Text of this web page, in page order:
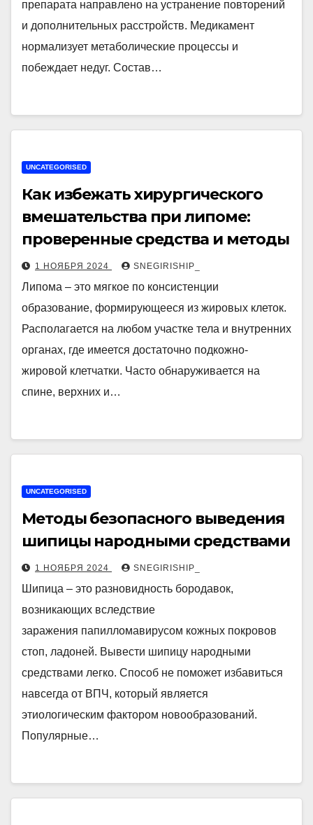
препарата направлено на устранение повторений
и дополнительных расстройств. Медикамент
нормализует метаболические процессы и
побеждает недуг. Состав…
UNCATEGORISED
Как избежать хирургического
вмешательства при липоме:
проверенные средства и методы
1 НОЯБРЯ 2024 SNEGIRISHIP_
Липома – это мягкое по консистенции
образование, формирующееся из жировых клеток.
Располагается на любом участке тела и внутренних
органах, где имеется достаточно подкожно-
жировой клетчатки. Часто обнаруживается на
спине, верхних и…
UNCATEGORISED
Методы безопасного выведения
шипицы народными средствами
1 НОЯБРЯ 2024 SNEGIRISHIP_
Шипица – это разновидность бородавок,
возникающих вследствие
заражения папилломавирусом кожных покровов
стоп, ладоней. Вывести шипицу народными
средствами легко. Способ не поможет избавиться
навсегда от ВПЧ, который является
этиологическим фактором новообразований.
Популярные…